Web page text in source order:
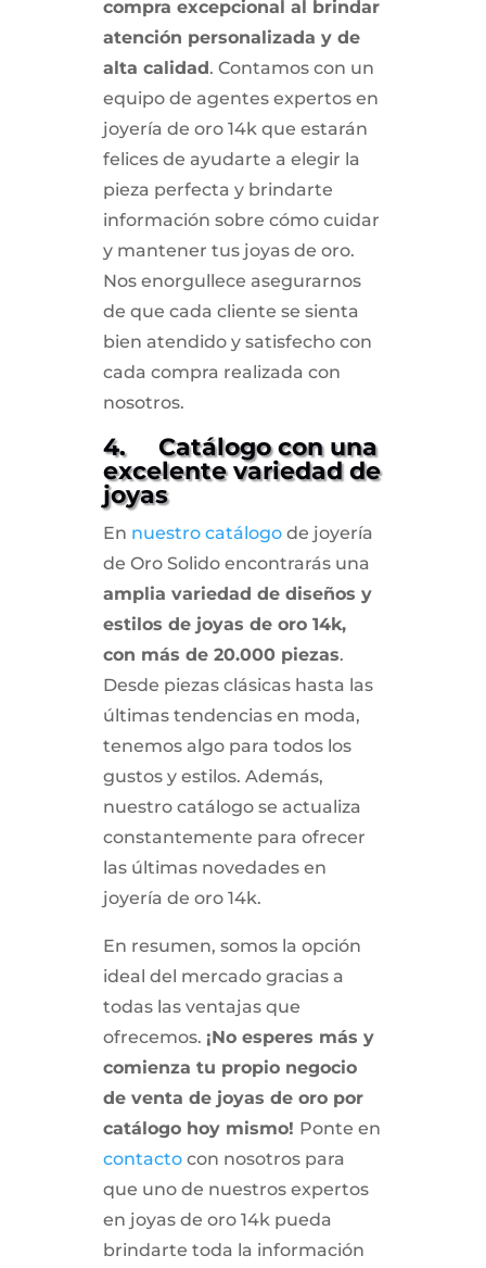
compra excepcional al brindar
atención personalizada y de
alta calidad. Contamos con un
equipo de agentes expertos en
joyería de oro 14k que estarán
felices de ayudarte a elegir la
pieza perfecta y brindarte
información sobre cómo cuidar
y mantener tus joyas de oro.
Nos enorgullece asegurarnos
de que cada cliente se sienta
bien atendido y satisfecho con
cada compra realizada con
nosotros.
4. Catálogo con una
excelente variedad de
joyas
En nuestro catálogode joyería
de Oro Solido encontrarás una
amplia variedad de diseños y
estilos de joyas de oro 14k,
con más de 20.000 piezas.
Desde piezas clásicas hasta las
últimas tendencias en moda,
tenemos algo para todos los
gustos y estilos. Además,
nuestro catálogo se actualiza
constantemente para ofrecer
las últimas novedades en
joyería de oro 14k.
En resumen, somos la opción
ideal del mercado gracias a
todas las ventajas que
ofrecemos. ¡No esperes más y
comienza tu propio negocio
de venta de joyas de oro por
catálogo hoy mismo! Ponte en
contactocon nosotros para
que uno de nuestros expertos
en joyas de oro 14k pueda
brindarte toda la información